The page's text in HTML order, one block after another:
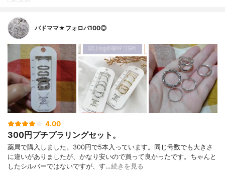
バドママ★フォロバ100◎
4.00
300円プチプラリングセット。
薬局で購入しました。300円で5本入っています。同じ号数でも大きさ
に違いがありましたが、かなり安いので買って良かったです。ちゃんと
したシルバーではないですが、す…続きを見る